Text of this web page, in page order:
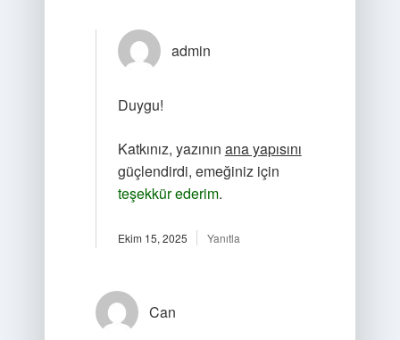
admin
Duygu!
Katkınız, yazının ana yapısını
güçlendirdi, emeğiniz için
teşekkür ederim.
Ekim 15, 2025 Yanıtla
Can